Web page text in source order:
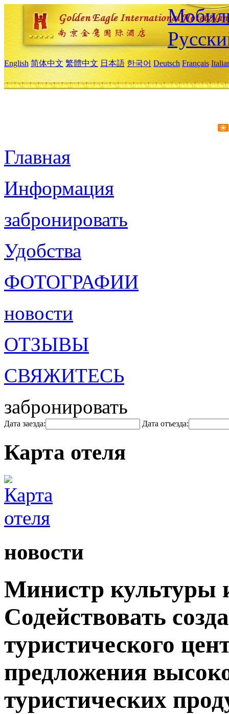
English 简体中文 繁體中文 日本語 한국어 Deutsch Français
Главная
Информация
забронировать
Удобства
ФОТОГРАФИИ
новости
ОТЗЫВЫ
СВЯЖИТЕСЬ
забронировать
Дата заезда: Дата отъезда:
Карта отеля
новости
Министр культуры
Содействовать
туристического
предложения
туристических